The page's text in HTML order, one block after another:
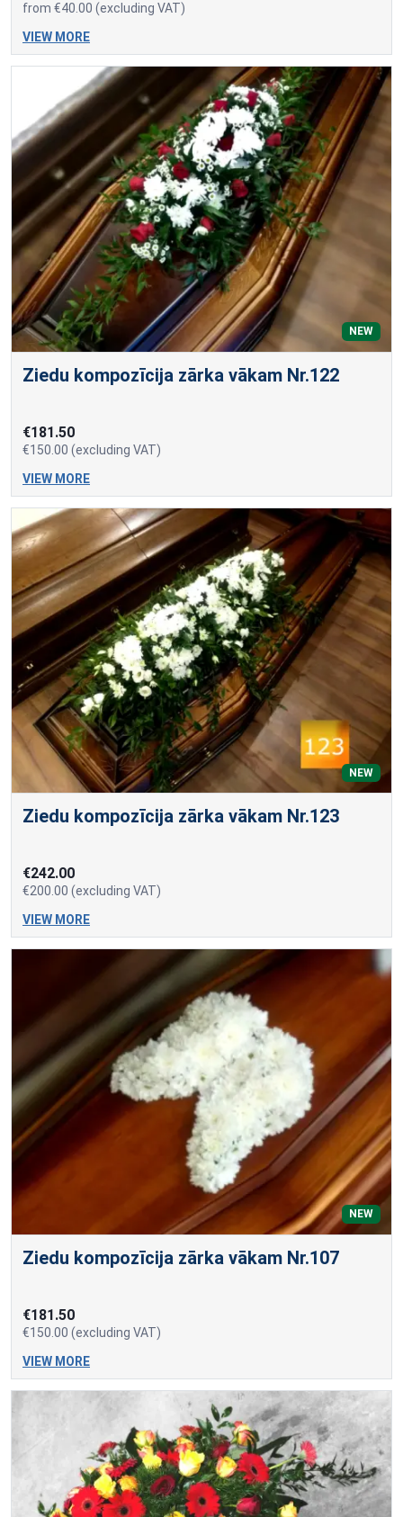
from €40.00 (excluding VAT)
VIEW MORE
NEW
Ziedu kompozīcija zārka vākam Nr.122
€181.50
€150.00 (excluding VAT)
VIEW MORE
NEW
Ziedu kompozīcija zārka vākam Nr.123
€242.00
€200.00 (excluding VAT)
VIEW MORE
NEW
Ziedu kompozīcija zārka vākam Nr.107
€181.50
€150.00 (excluding VAT)
VIEW MORE